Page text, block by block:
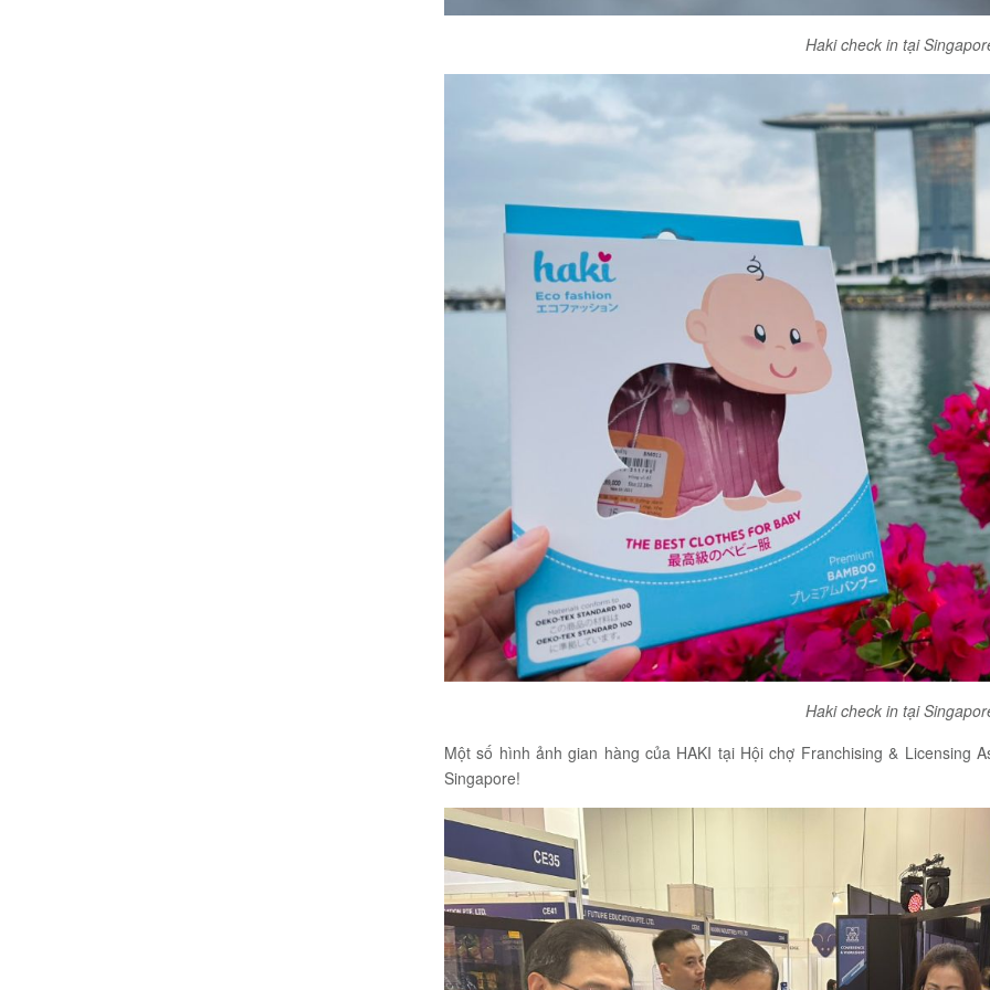
Haki check in tại
Haki check in tại
Một số hình ảnh gian hàng của HAKI tại Hội chợ Franchising & Licensing
Singapore!